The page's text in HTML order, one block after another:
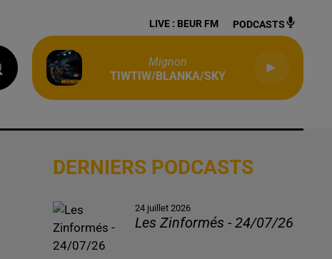
LIVE : BEUR FM PODCASTS
Mignon
TIWTIW/BLANKA/SKY
DERNIERS PODCASTS
24 juillet 2026
Les Zinformés - 24/07/26